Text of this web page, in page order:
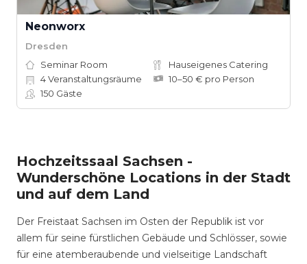
Neonworx
Dresden
Seminar Room
Hauseigenes Catering
4Veranstaltungsräume
10–50 € pro Person
150 Gäste
Hochzeitssaal Sachsen -
Wunderschöne Locations in der Stadt
und auf dem Land
Der Freistaat Sachsen im Osten der Republik ist vor
allem für seine fürstlichen Gebäude und Schlösser, sowie
für eine atemberaubende und vielseitige Landschaft